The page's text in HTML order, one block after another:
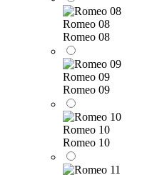
Romeo 08
Romeo 08
Romeo 09
Romeo 09
Romeo 10
Romeo 10